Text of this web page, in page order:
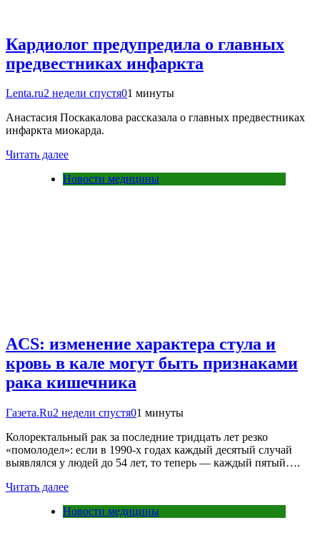
Кардиолог предупредила о главных
предвестниках инфаркта
Lenta.ru2 недели спустя01 минуты
Анастасия Поскакалова рассказала о главных предвестниках
инфаркта миокарда.
Читать далее
Новости медицины
ACS: изменение характера стула и
кровь в кале могут быть признаками
рака кишечника
Газета.Ru2 недели спустя01 минуты
Колоректальный рак за последние тридцать лет резко
«помолодел»: если в 1990-х годах каждый десятый случай
выявлялся у людей до 54 лет, то теперь — каждый пятый….
Читать далее
Новости медицины